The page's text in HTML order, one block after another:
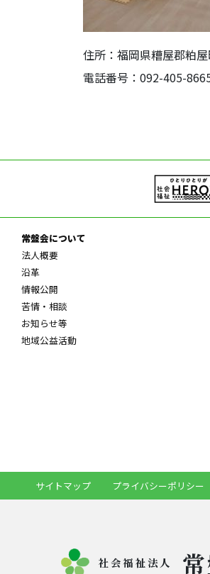
住所：福岡県糟屋郡粕
電話番号：092-405-
常盤会について
法人概要
沿革
情報公開
苦情・相談
お知らせ等
地域公益活動
サイトマップ プライバシーポリシー
社会福祉法人